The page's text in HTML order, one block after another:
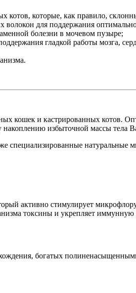
котов, которые, как правило,
для поддержания
болезни в мочевом пузыре;
гладкой работы мозга,
кошек и кастрированных котов.
накоплению избыточной массы тела
специализированные
активно стимулирует
токсины и укрепляет иммунную
богатых